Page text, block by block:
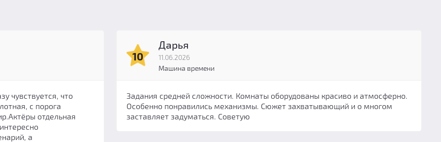
чувствуется, что
с порога
отдельная
а
10
Дарья
11.06.2026
Машина времени
Задания средней сложности. Комнаты оборудованы красиво и атмосферно.
Особенно понравились механизмы. Сюжет захватывающий и о многом
заставляет задуматься. Советую